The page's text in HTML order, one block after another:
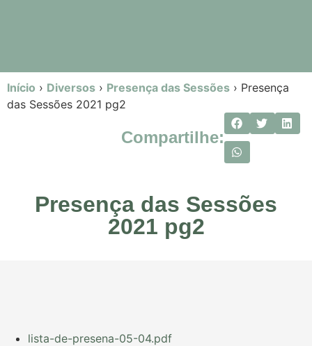
Início › Diversos › Presença das Sessões › Presença
das Sessões 2021 pg2
Compartilhe:
Presença das Sessões
2021 pg2
lista-de-presena-05-04.pdf